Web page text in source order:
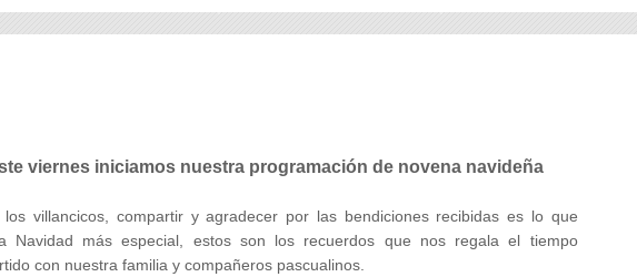
viernes iniciamos nuestra programación de novena navideña
los villancicos, compartir y agradecer por las bendiciones recibidas es lo que
Navidad más especial, estos son los recuerdos que nos regala el tiempo
con nuestra familia y compañeros pascualinos.